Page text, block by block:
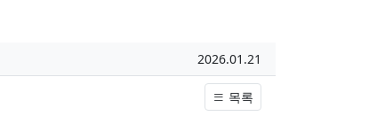
작성일
2026.01.21
목록